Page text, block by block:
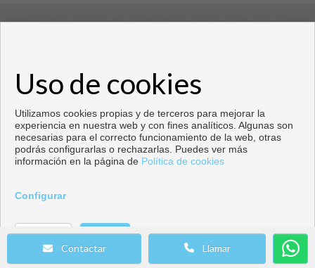
Contactar Llamar
Copyright © 2021 House Invest Costablanca. Tolos los
Copyright © 2026. Todos los derechos reservados.
Desarrollado porInmoenter.Aviso legal|Política de privacidad
Política de Cookies
Uso de cookies
Utilizamos cookies propias y de terceros para mejorar la
experiencia en nuestra web y con fines analíticos. Algunas son
necesarias para el correcto funcionamiento de la web, otras
podrás configurarlas o rechazarlas. Puedes ver más
información en la página de Política de cookies
Configurar